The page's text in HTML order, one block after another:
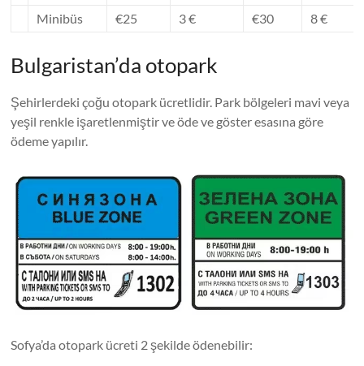
Minibüs €25 3 € €30 8 €
Bulgaristan’da otopark
Şehirlerdeki çoğu otopark ücretlidir. Park bölgeleri mavi veya
yeşil renkle işaretlenmiştir ve öde ve göster esasına göre
ödeme yapılır.
Sofya’da otopark ücreti 2 şekilde ödenebilir: